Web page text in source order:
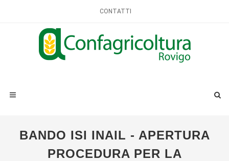
CONTATTI
BANDO ISI INAIL - APERTURA
PROCEDURA PER LA